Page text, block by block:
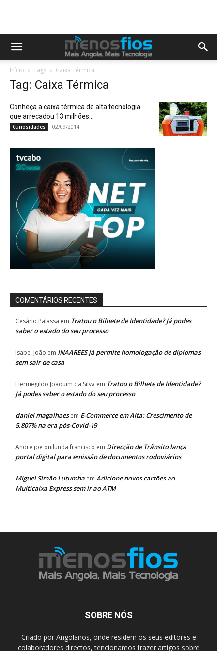
Início Tags Caixa Térmica
Tag: Caixa Térmica
Conheça a caixa térmica de alta tecnologia
que arrecadou 13 milhões...
Curiosidades 02/09/2014
COMENTÁRIOS RECENTES
Cesário Palassa em Tratou o Bilhete de Identidade? Já podes
saber o estado do seu processo
Isabel João em INAAREES já permite homologação de diplomas
sem sair de casa
Hermegildo Joaquim da Silva em Tratou o Bilhete de Identidade?
Já podes saber o estado do seu processo
daniel magalhaesem E-Commerce em Alta: Crescimento de
5.807% na era pós-Covid-19
Andre joe quilunda francisco em Direcção de Trânsito lança
portal digital para emissão de documentos rodoviários
Miguel Simão Lutumba em Adicione novos cartões ao
Multicaixa Express sem ir ao ATM
SOBRE NÓS
Criado por Angolanos, onde residem os seus editores e
colaboradores directos, tencionamos trazer artigos sobre